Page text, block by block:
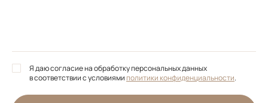
Я даю согласие на обработку персональных данных
в соответствии с условиями политики конфиденциальности.